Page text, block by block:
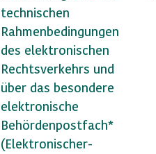
technischen
Rahmenbedingungen
des elektronischen
Rechtsverkehrs und
über das besondere
elektronische
Behördenpostfach*
(Elektronischer-